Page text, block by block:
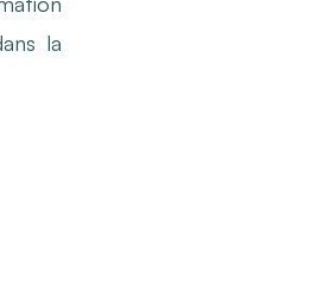
la